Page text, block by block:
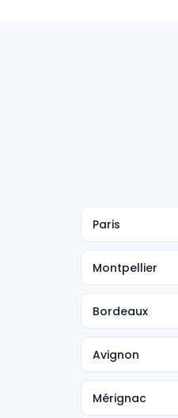
Paris
Montpellier
Bordeaux
Avignon
Mérignac